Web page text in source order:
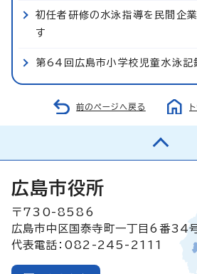
初任者研修の水泳指導を民間企
す
第64回広島市小学校児童水泳記
前のページへ戻る
広島市役所
〒730-8586
広島市中区国泰寺町一丁目6番34
代表電話：082-245-2111